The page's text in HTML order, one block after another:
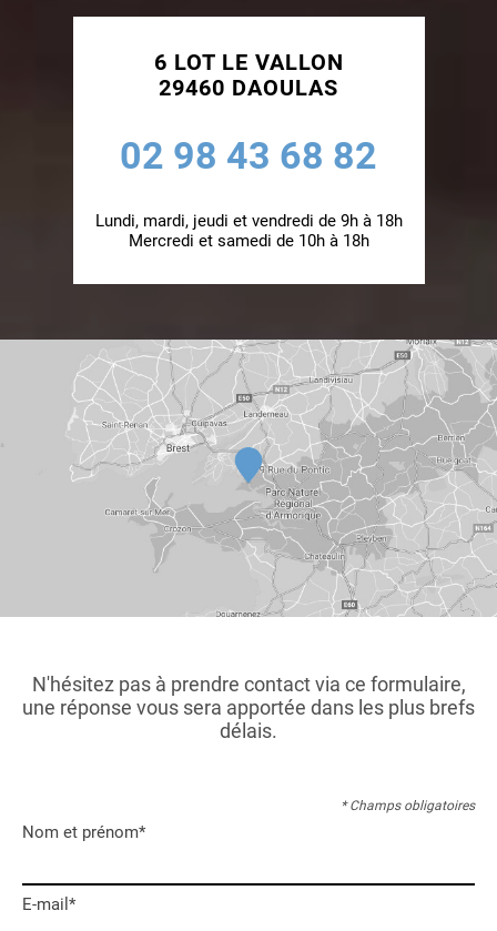
6 LOT LE VALLON
29460 DAOULAS
02 98 43 68 82
Lundi, mardi, jeudi et vendredi de 9h à 18h
Mercredi et samedi de 10h à 18h
N'hésitez pas à prendre contact via ce formulaire,
une réponse vous sera apportée dans les plus brefs
délais.
* Champs obligatoires
Nom et prénom*
E-mail*